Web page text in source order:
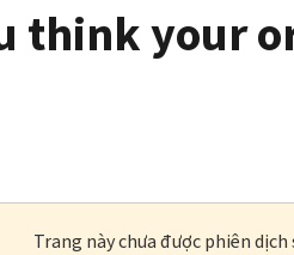
think your
Trang này chưa được phiên